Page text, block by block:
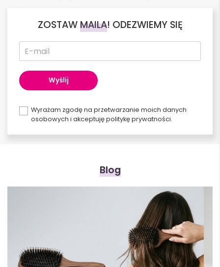
ZOSTAWMAILA! ODEZWIEMY SIĘ
Wyrażam zgodę na przetwarzanie moich danych
osobowych i akceptuję politykę prywatności.
Blog